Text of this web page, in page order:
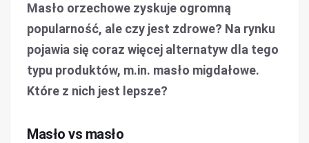
Masło orzechowe zyskuje ogromną
popularność, ale czy jest zdrowe? Na rynku
pojawia się coraz więcej alternatyw dla tego
typu produktów, m.in. masło migdałowe.
Które z nich jest lepsze?
Masło vs masło